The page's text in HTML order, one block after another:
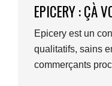
EPICERY : ÇÀ
Epicery est un
qualitatifs, sains
commerçants